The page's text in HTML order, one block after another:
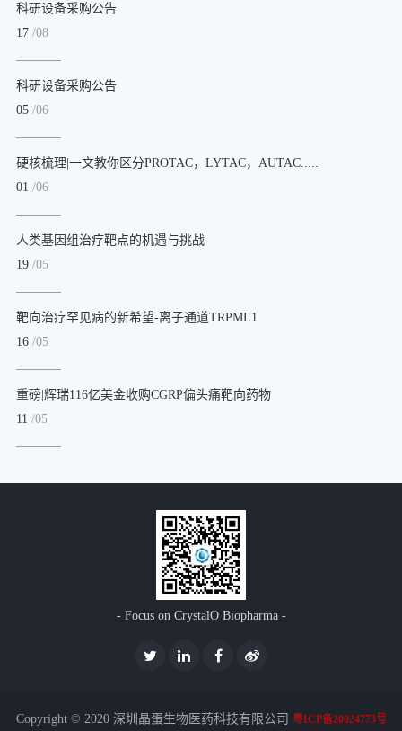
科研设备采购公告
17 /08
科研设备采购公告
05 /06
硬核梳理|一文教你区分PROTAC，LYTAC，AUTAC.....
01 /06
人类基因组治疗靶点的机遇与挑战
19 /05
靶向治疗罕见病的新希望-离子通道TRPML1
16 /05
重磅|辉瑞116亿美金收购CGRP偏头痛靶向药物
11 /05
- Focus on CrystalO Biopharma -
Copyright © 2020 深圳晶蛋生物医药科技有限公司 粤ICP备20024773号